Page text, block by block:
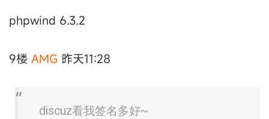
phpwind 6.3.2
9楼 AMG 昨天11:28
discuz看我签名多好~